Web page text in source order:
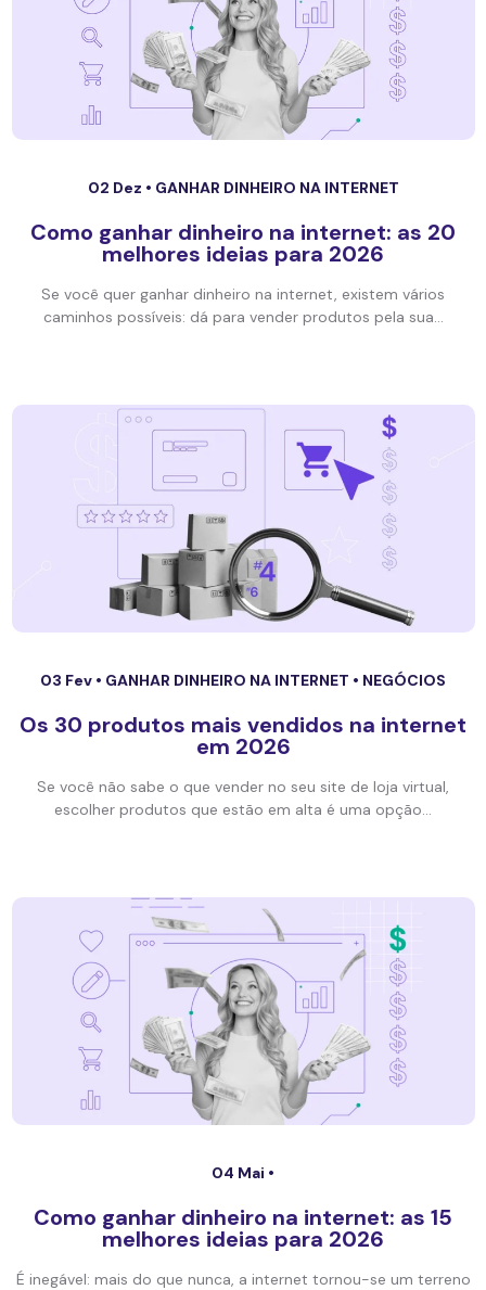
02 Dez • GANHAR DINHEIRO NA INTERNET
Como ganhar dinheiro na internet: as 20
melhores ideias para 2026
Se você quer ganhar dinheiro na internet, existem vários
caminhos possíveis: dá para vender produtos pela sua...
03 Fev • GANHAR DINHEIRO NA INTERNET • NEGÓCIOS
Os 30 produtos mais vendidos na internet
em 2026
Se você não sabe o que vender no seu site de loja virtual,
escolher produtos que estão em alta é uma opção...
04 Mai •
Como ganhar dinheiro na internet: as 15
melhores ideias para 2026
É inegável: mais do que nunca, a internet tornou-se um terreno